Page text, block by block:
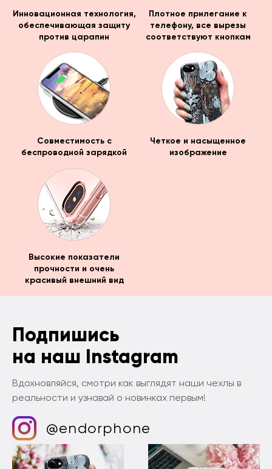
Инновационная технология,
обеспечивающая защиту
против царапин
Плотное прилегание к
телефону, все вырезы
соответствуют кнопкам
Совместимость с
беспроводной зарядкой
Четкое и насыщенное
изображение
Высокие показатели
прочности и очень
красивый внешний вид
Подпишись
на наш Instagram
Вдохновляйся, смотри как выглядят наши чехлы в
реальности и узнавай о новинках первым!
@endorphone